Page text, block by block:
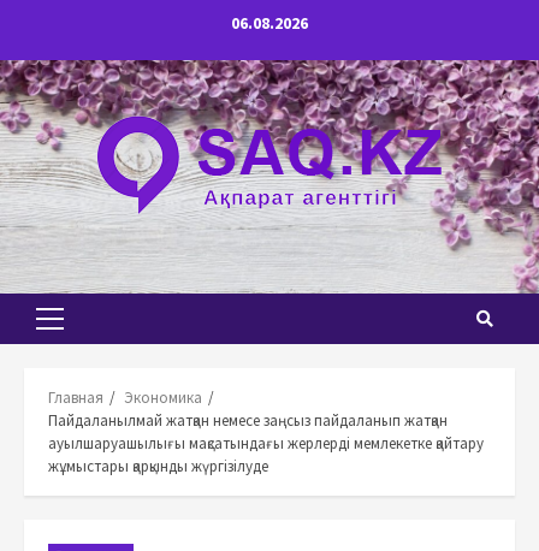
содержимому
06.08.2026
Основное
Главная
Экономика
Пайдаланылмай жатқан немесе заңсыз пайдаланып жатқан
ауылшаруашылығы мақсатындағы жерлерді мемлекетке қайтару
жұмыстары қарқынды жүргізілуде